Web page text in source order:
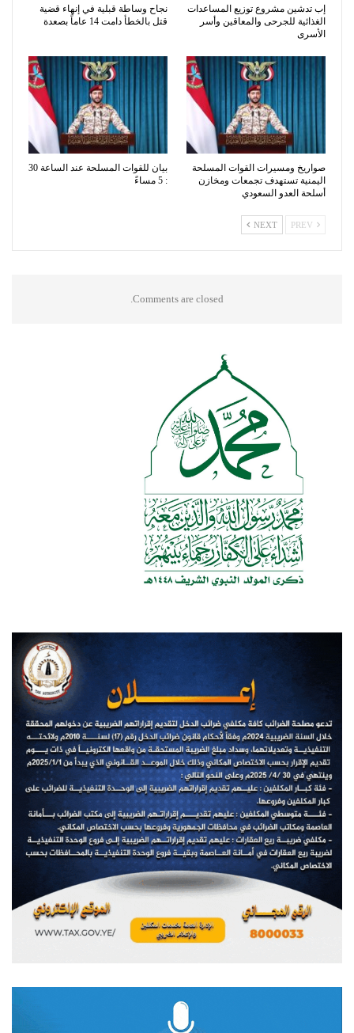
إب تدشين مشروع توزيع المساعدات
الغذائية للجرحى والمعاقين وأسر
الأسرى
نجاح وساطة قبلية في إنهاء قضية
قتل بالخطأ دامت 14 عاماً بصعدة
صواريخ ومسيرات القوات المسلحة
اليمنية تستهدف تجمعات ومخازن
أسلحة العدو السعودي
بيان للقوات المسلحة عند الساعة 30
: 5 مساءً
NEXT
Comments are closed.